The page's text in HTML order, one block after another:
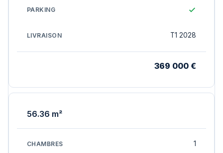
T1 2028
369 000 €
56.36 m²
1